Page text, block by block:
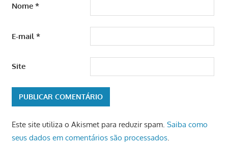
Nome *
E-mail*
Site
Este site utiliza o Akismet para reduzir spam. Saiba como
seus dados em comentários são processados.